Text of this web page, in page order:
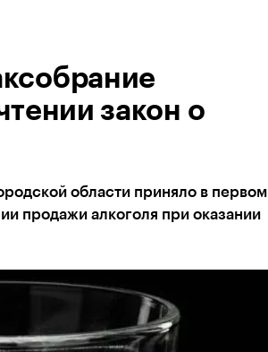
закон о
области приняло в первом
продажи алкоголя при оказании